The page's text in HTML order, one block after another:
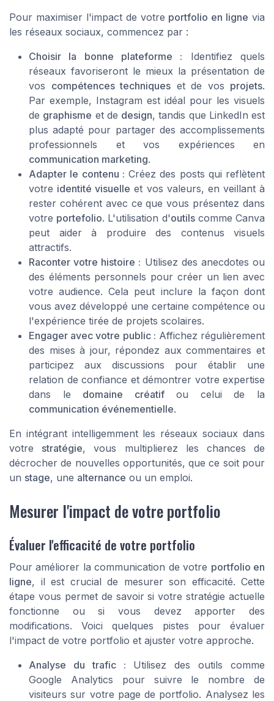
Pour maximiser l'impact de votre portfolio en ligne via
les réseaux sociaux, commencez par :
Choisir la bonne plateforme : Identifiez quels
réseaux favoriseront le mieux la présentation de
vos compétences techniques et de vos projets.
Par exemple, Instagram est idéal pour les visuels
de graphisme et de design, tandis que LinkedIn est
plus adapté pour partager des accomplissements
professionnels et vos expériences en
communication marketing.
Adapter le contenu : Créez des posts qui reflètent
votre identité visuelle et vos valeurs, en veillant à
rester cohérent avec ce que vous présentez dans
votre portefolio. L'utilisation d'outilscomme Canva
peut aider à produire des contenus visuels
attractifs.
Raconter votre histoire : Utilisez des anecdotes ou
des éléments personnels pour créer un lien avec
votre audience. Cela peut inclure la façon dont
vous avez développé une certaine compétence ou
l'expérience tirée de projets scolaires.
Engager avec votre public : Affichez régulièrement
des mises à jour, répondez aux commentaires et
participez aux discussions pour établir une
relation de confiance et démontrer votre expertise
dans le domaine créatifou celui de la
communication événementielle.
En intégrant intelligemment les réseaux sociaux dans
votre stratégie, vous multiplierez les chances de
décrocher de nouvelles opportunités, que ce soit pour
un stage, une alternance ou un emploi.
Mesurer l'impact de votre portfolio
Évaluer l'efficacité de votre portfolio
Pour améliorer la communication de votre portfolio en
ligne, il est crucial de mesurer son efficacité. Cette
étape vous permet de savoir si votre stratégie actuelle
fonctionne ou si vous devez apporter des
modifications. Voici quelques pistes pour évaluer
l'impact de votre portfolio et ajuster votre approche.
Analyse du trafic : Utilisez des outils comme
Google Analytics pour suivre le nombre de
visiteurs sur votre page de portfolio. Analysez les